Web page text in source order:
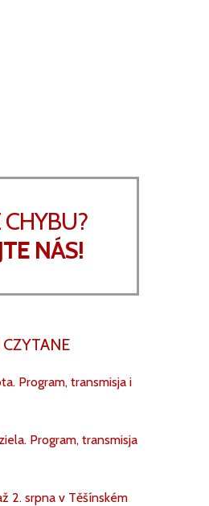
CHYBU?
NÁS!
CZYTANE
Program, transmisja i
Program, transmisja
2. srpna v Těšínském